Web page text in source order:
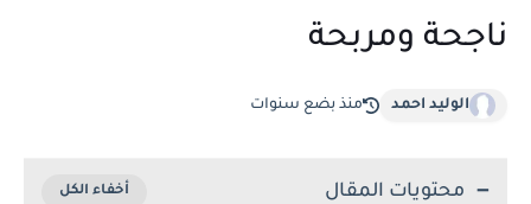
ناجحة ومربحة
الوليد احمد منذ بضع سنوات
محتويات المقال